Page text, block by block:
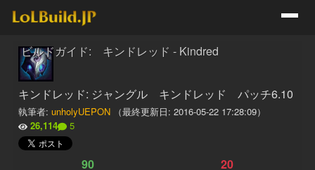
ビルドガイド: キンドレッド - Kindred
キンドレッド: ジャングル キンドレッド パッチ6.10
執筆者: unholyUEPON （最終更新日: 2016-05-22 17:28:09）
26,114
5
90 20